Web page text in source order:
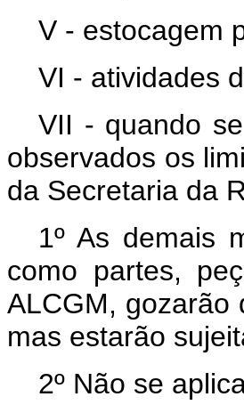
V - estocagem
VI - atividades
VII - quando
observados os
da Secretaria da
1º As demais
como partes,
ALCGM, gozarão
mas estarão
2º Não se